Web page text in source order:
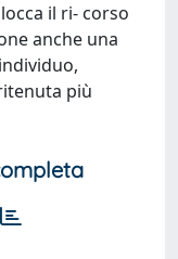
il ri- corso
anche una
più